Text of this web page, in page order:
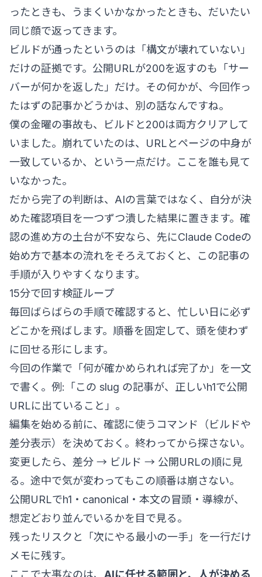
ったときも、うまくいかなかったときも、だいたい
同じ顔で返ってきます。
ビルドが通ったというのは「構文が壊れていない」
だけの証拠です。公開URLが200を返すのも「サー
バーが何かを返した」だけ。その何かが、今回作っ
たはずの記事かどうかは、別の話なんですね。
僕の金曜の事故も、ビルドと200は両方クリアして
いました。崩れていたのは、URLとページの中身が
一致しているか、という一点だけ。ここを誰も見て
いなかった。
だから完了の判断は、AIの言葉ではなく、自分が決
めた確認項目を一つずつ潰した結果に置きます。確
認の進め方の土台が不安なら、先にClaude Codeの
始め方で基本の流れをそろえておくと、この記事の
手順が入りやすくなります。
15分で回す検証ループ
毎回ばらばらの手順で確認すると、忙しい日に必ず
どこかを飛ばします。順番を固定して、頭を使わず
に回せる形にします。
今回の作業で「何が確かめられれば完了か」を一文
で書く。例:「この slug の記事が、正しいh1で公開
URLに出ていること」。
編集を始める前に、確認に使うコマンド（ビルドや
差分表示）を決めておく。終わってから探さない。
変更したら、差分 → ビルド → 公開URLの順に見
る。途中で気が変わってもこの順番は崩さない。
公開URLでh1・canonical・本文の冒頭・導線が、
想定どおり並んでいるかを目で見る。
残ったリスクと「次にやる最小の一手」を一行だけ
メモに残す。
ここで大事なのは、 AIに任せる範囲と、人が決める